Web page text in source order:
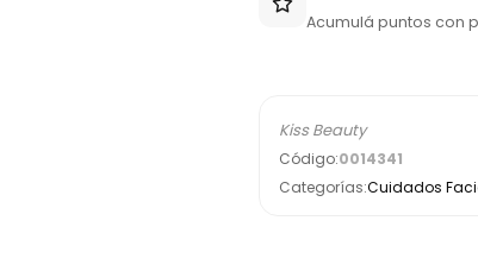
Acumulá puntos con
Kiss Beauty
Código:0014341
Categorías:Cuidados